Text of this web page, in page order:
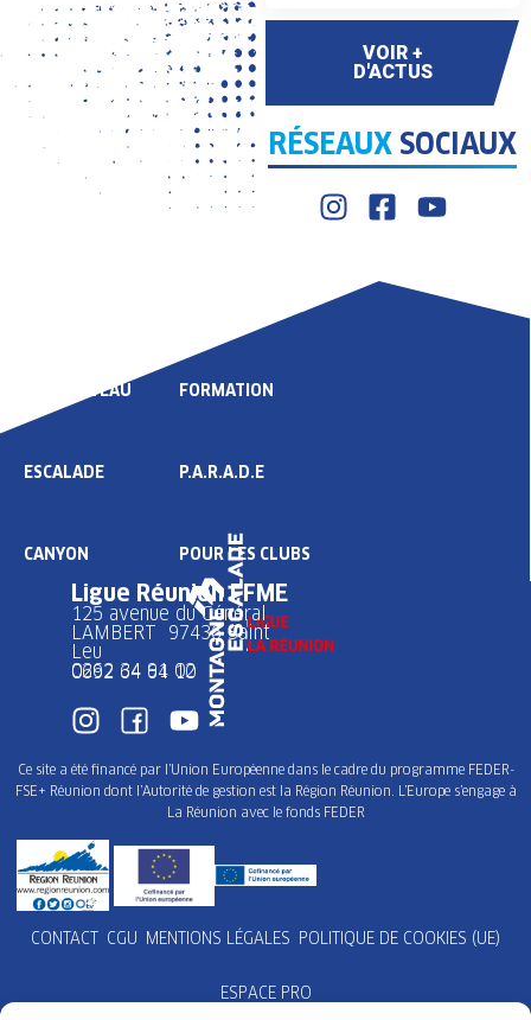
VOIR +
D'ACTUS
RÉSEAUX SOCIAUX
HAUT NIVEAU
ESCALADE
CANYON
FORMATION
P.A.R.A.D.E
POUR LES CLUBS
Ligue Réunion FFME
125 avenue du Général
LAMBERT 97436 Saint
Leu
0262 34 91 02
0692 64 64 10
Ce site a été financé par l’Union Européenne dans le cadre du programme FEDER-
FSE+ Réunion dont l’Autorité de gestion est la Région Réunion. L’Europe s’engage à
La Réunion avec le fonds FEDER
CONTACT CGU MENTIONS LÉGALES POLITIQUE DE COOKIES (UE)
ESPACE PRO